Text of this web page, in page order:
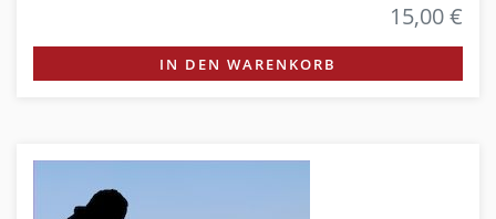
15,00 €
IN DEN WARENKORB